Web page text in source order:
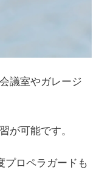
議室やガレージ
が可能です。
プロペラガードも